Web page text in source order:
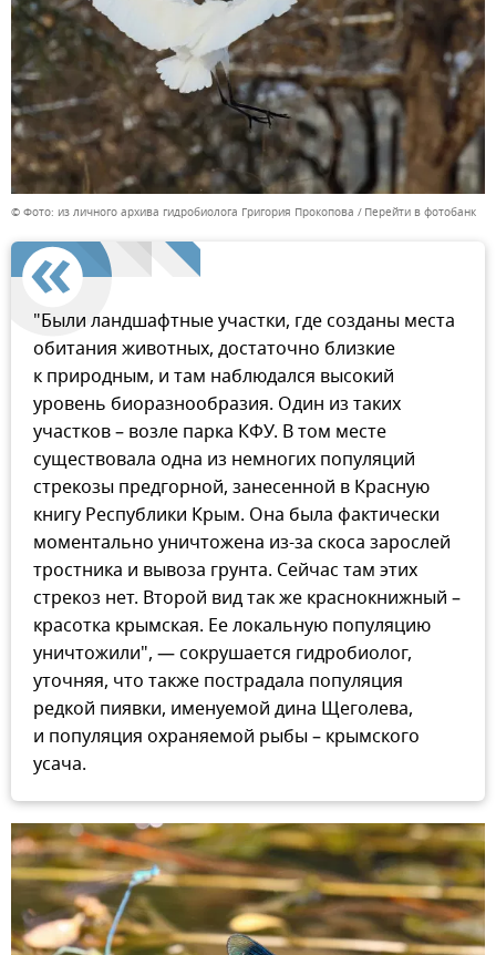
© Фото: из личного архива гидробиолога Григория Прокопова Перейти в фотобанк
"Были ландшафтные участки, где созданы места
обитания животных, достаточно близкие
к природным, и там наблюдался высокий
уровень биоразнообразия. Один из таких
участков – возле парка КФУ. В том месте
существовала одна из немногих популяций
стрекозы предгорной, занесенной в Красную
книгу Республики Крым. Она была фактически
моментально уничтожена из-за скоса зарослей
тростника и вывоза грунта. Сейчас там этих
стрекоз нет. Второй вид так же краснокнижный –
красотка крымская. Ее локальную популяцию
уничтожили", — сокрушается гидробиолог,
уточняя, что также пострадала популяция
редкой пиявки, именуемой дина Щеголева,
и популяция охраняемой рыбы – крымского
усача.